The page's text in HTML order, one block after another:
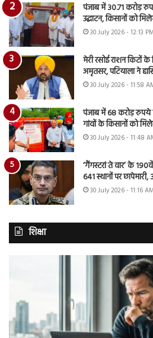
पंजाब में 30.71 करोड़
उद्घाटन, किसानों को
30 July 2026 - 12:13
मेरी रसोई राशन किटों
अमृतसर, पटियाला ने
30 July 2026 - 11:58
पंजाब में 68 करोड़ रुपये
गांवों के किसानों को
30 July 2026 - 11:48
‘गैंगस्टरां ते वार’ के
641 स्थानों पर छापेमारी,
30 July 2026 - 11:16
शिक्षा